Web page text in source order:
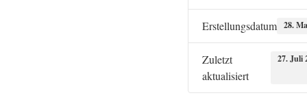
Erstellungsdatum 28.
Zuletzt
aktualisiert
27. Juli